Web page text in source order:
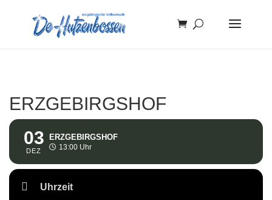
ERZGEBIRGSHOF
03
DEZ
ERZGEBIRGSHOF
13:00 Uhr
Uhrzeit